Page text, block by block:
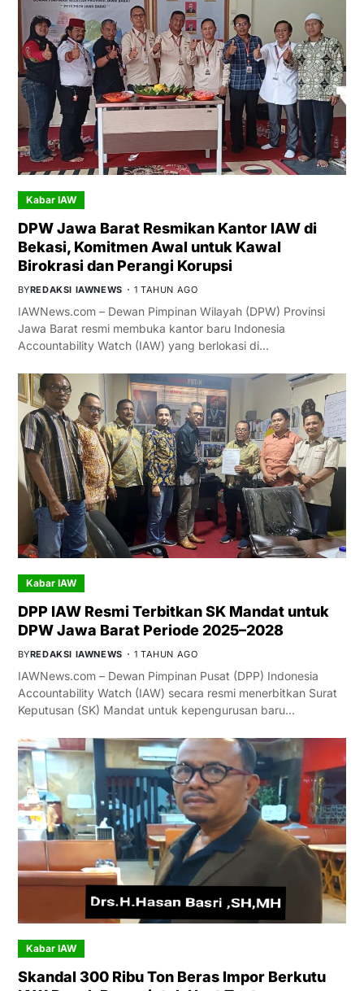
Kabar IAW
DPW Jawa Barat Resmikan Kantor IAW di
Bekasi, Komitmen Awal untuk Kawal
Birokrasi dan Perangi Korupsi
BYREDAKSI IAWNEWS 1 TAHUN AGO
IAWNews.com – Dewan Pimpinan Wilayah (DPW) Provinsi
Jawa Barat resmi membuka kantor baru Indonesia
Accountability Watch (IAW) yang berlokasi di…
Kabar IAW
DPP IAW Resmi Terbitkan SK Mandat untuk
DPW Jawa Barat Periode 2025–2028
BYREDAKSI IAWNEWS 1 TAHUN AGO
IAWNews.com – Dewan Pimpinan Pusat (DPP) Indonesia
Accountability Watch (IAW) secara resmi menerbitkan Surat
Keputusan (SK) Mandat untuk kepengurusan baru…
Kabar IAW
Skandal 300 Ribu Ton Beras Impor Berkutu